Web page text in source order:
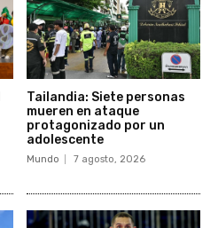
Tailandia: Siete personas
mueren en ataque
protagonizado por un
adolescente
Mundo 7 agosto, 2026